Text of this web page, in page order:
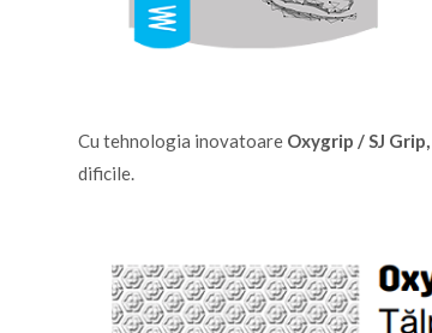
Cu tehnologia inovatoare Oxygrip / SJ Grip,
dificile.